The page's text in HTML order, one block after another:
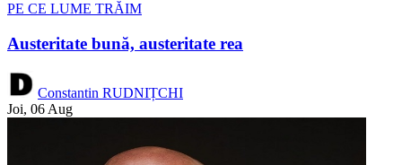
PE CE LUME TRĂIM
Austeritate bună, austeritate rea
Constantin RUDNIȚCHI
Joi, 06 Aug